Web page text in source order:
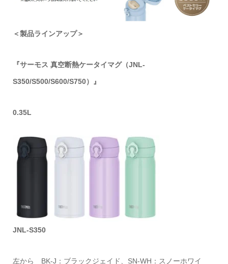
＜製品ラインアップ＞
『サーモス 真空断熱ケータイマグ（JNL-
S350/S500/S600/S750）』
0.35L
JNL-S350
左から BK-J：ブラックジェイド、SN-WH：スノーホワイ